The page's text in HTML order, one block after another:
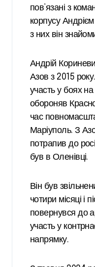
пов’язані з
корпусу
з них він
Андрій
Азов з 2015
участь у боях на
обороняв
час
Маріуполь. З
потрапив до
був в Оленівці.
Він був
чотири місяці і
повернувся до
участь у
напрямку.